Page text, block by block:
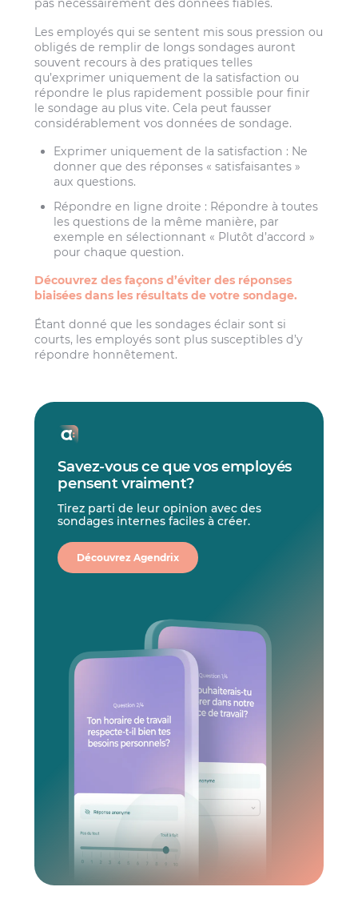
pas nécessairement des données fiables.
Les employés qui se sentent mis sous pression ou
obligés de remplir de longs sondages auront
souvent recours à des pratiques telles
qu’exprimer uniquement de la satisfaction ou
répondre le plus rapidement possible pour finir
le sondage au plus vite. Cela peut fausser
considérablement vos données de sondage.
Exprimer uniquement de la satisfaction : Ne
donner que des réponses « satisfaisantes »
aux questions.
Répondre en ligne droite : Répondre à toutes
les questions de la même manière, par
exemple en sélectionnant « Plutôt d’accord »
pour chaque question.
Découvrez des façons d’éviter des réponses
biaisées dans les résultats de votre sondage.
Étant donné que les sondages éclair sont si
courts, les employés sont plus susceptibles d’y
répondre honnêtement.
Savez-vous ce que vos employés
pensent vraiment?
Tirez parti de leur opinion avec des
sondages internes faciles à créer.
Découvrez Agendrix